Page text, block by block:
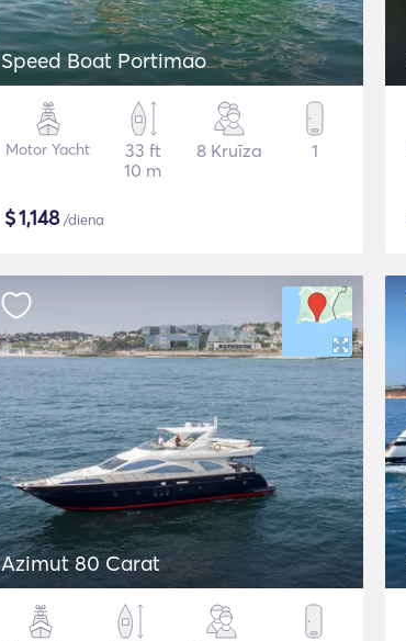
Speed Boat Portimao
Motor Yacht
33 ft
10 m
8 Kruīza 1
$1,148/diena
Azimut 80 Carat